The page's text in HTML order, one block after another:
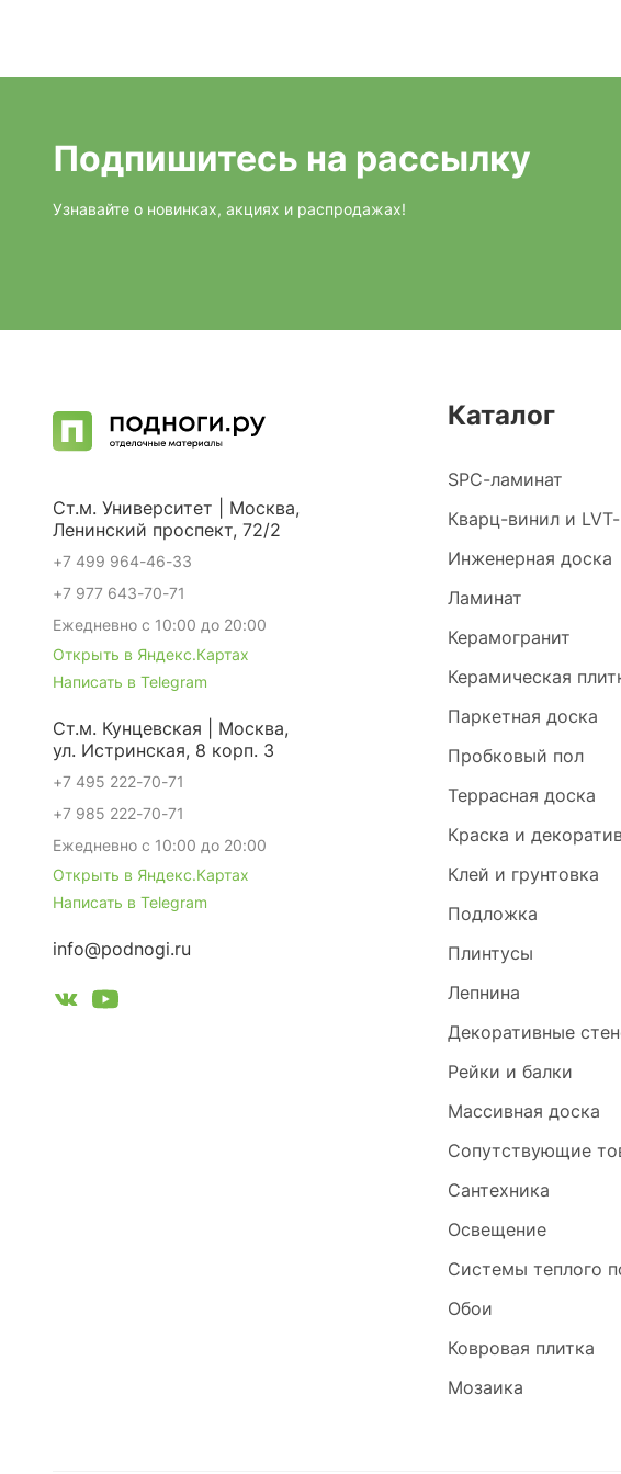
Подпишитесь на рассылку
Узнавайте о новинках, акциях и распродажах!
Каталог
SPC-ламинат
Кварц-винил и
Инженерная доска
Ламинат
Керамогранит
Керамическая
Паркетная доска
Пробковый пол
Террасная доска
Краска и
Клей и грунтовка
Подложка
Плинтусы
Лепнина
Декоративные
Рейки и балки
Массивная доска
Сопутствующие
Сантехника
Освещение
Системы теплого
Обои
Ковровая плитка
Мозаика
Ст.м. Университет | Москва,
Ленинский проспект, 72/2
+7 499 964-46-33
+7 977 643-70-71
Ежедневно с 10:00 до 20:00
Открыть в Яндекс.Картах
Написать в Telegram
Ст.м. Кунцевская | Москва,
ул. Истринская, 8 корп. 3
+7 495 222-70-71
+7 985 222-70-71
Ежедневно с 10:00 до 20:00
Открыть в Яндекс.Картах
Написать в Telegram
info@podnogi.ru